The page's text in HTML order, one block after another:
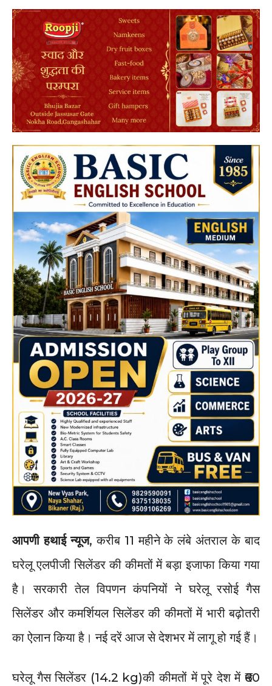
आपणी हथाई न्यूज, करीब 11 महीने के लंबे अंतराल के बाद
घरेलू एलपीजी सिलेंडर की कीमतों में बड़ा इजाफा किया गया
है। सरकारी तेल विपणन कंपनियों ने घरेलू रसोई गैस
सिलेंडर और कमर्शियल सिलेंडर की कीमतों में भारी बढ़ोतरी
का ऐलान किया है। नई दरें आज से देशभर में लागू हो गई हैं।
घरेलू गैस सिलेंडर (14.2 kg)की कीमतों में पूरे देश में ₹60